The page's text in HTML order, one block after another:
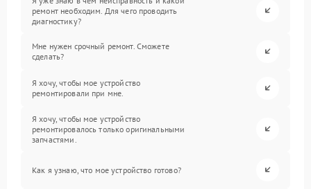
ремонт необходим. Для чего проводить
диагностику?
Мне нужен срочный ремонт. Сможете
сделать?
Я хочу, чтобы мое устройство
ремонтировали при мне.
Я хочу, чтобы мое устройство
ремонтировалось только оригинальными
запчастями.
Как я узнаю, что мое устройство готово?